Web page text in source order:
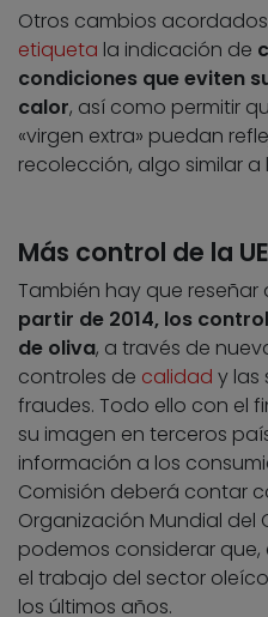
Otros cambios
etiqueta la indicación de
condiciones que eviten
calor, así como permitir
«virgen extra» puedan
recolección, algo similar
Más control de la UE
También hay que reseñar
partir de 2014, los
de oliva, a través de
controles de calidad y las
fraudes. Todo ello con el
su imagen en terceros
información a los
Comisión deberá contar
Organización Mundial del
podemos considerar
el trabajo del sector
los últimos años.